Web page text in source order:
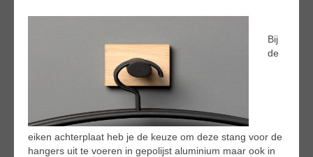
Bij
de
eiken achterplaat heb je de keuze om deze stang voor de
hangers uit te voeren in gepolijst aluminium maar ook in